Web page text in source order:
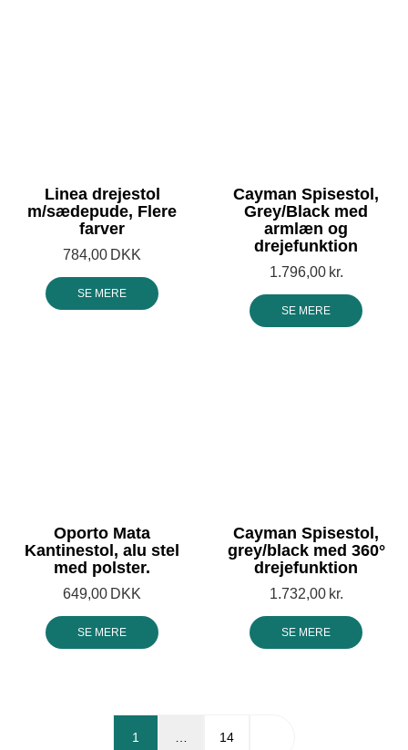
Linea drejestol
m/sædepude, Flere
farver
784,00 DKK
SE MERE
Cayman Spisestol,
Grey/Black med
armlæn og
drejefunktion
1.796,00 kr.
SE MERE
Oporto Mata
Kantinestol, alu stel
med polster.
649,00 DKK
SE MERE
Cayman Spisestol,
grey/black med 360°
drejefunktion
1.732,00 kr.
SE MERE
1 14